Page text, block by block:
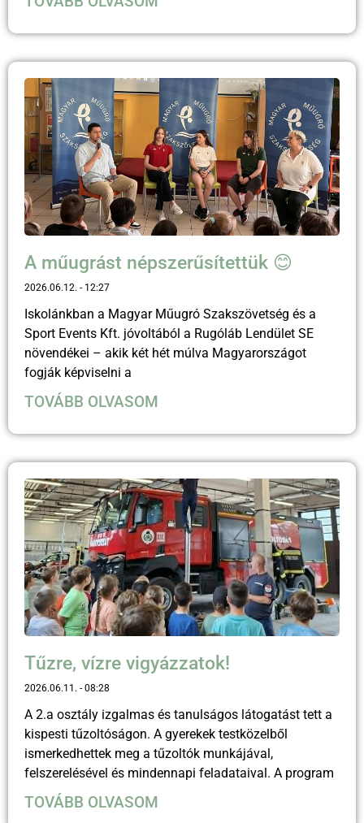
A műugrást népszerűsítettük 😊
2026.06.12. 12:27
Iskolánkban a Magyar Műugró Szakszövetség és a
Sport Events Kft. jóvoltából a Rugóláb Lendület SE
növendékei – akik két hét múlva Magyarországot
fogják képviselni a
TOVÁBB OLVASOM
Tűzre, vízre vigyázzatok!
2026.06.11. 08:28
A 2.a osztály izgalmas és tanulságos látogatást tett a
kispesti tűzoltóságon. A gyerekek testközelből
ismerkedhettek meg a tűzoltók munkájával,
felszerelésével és mindennapi feladataival. A program
TOVÁBB OLVASOM